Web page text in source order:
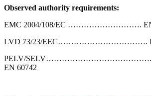
Observed authority requirements:
EMC 2004/108/EC ………………………. EN
LVD 73/23/EEC…………………………….
PELV/SELV…………………………………..
EN 60742